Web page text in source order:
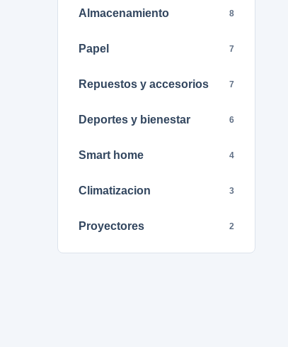
Almacenamiento 8
Papel 7
Repuestos y accesorios 7
Deportes y bienestar 6
Smart home 4
Climatizacion 3
Proyectores 2